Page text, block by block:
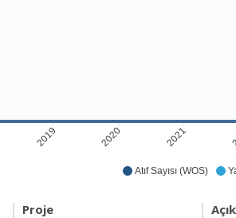
Atıf Sayısı (WOS)
2019 2020 2021
Proje